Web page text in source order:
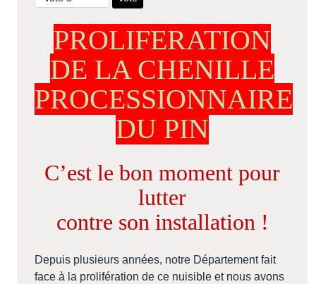
PROLIFERATION
DE LA CHENILLE
PROCESSIONNAIRE
DU PIN
C’est le bon moment pour
lutter
contre son installation !
Depuis plusieurs années, notre Département fait
face à la prolifération de ce nuisible et nous avons